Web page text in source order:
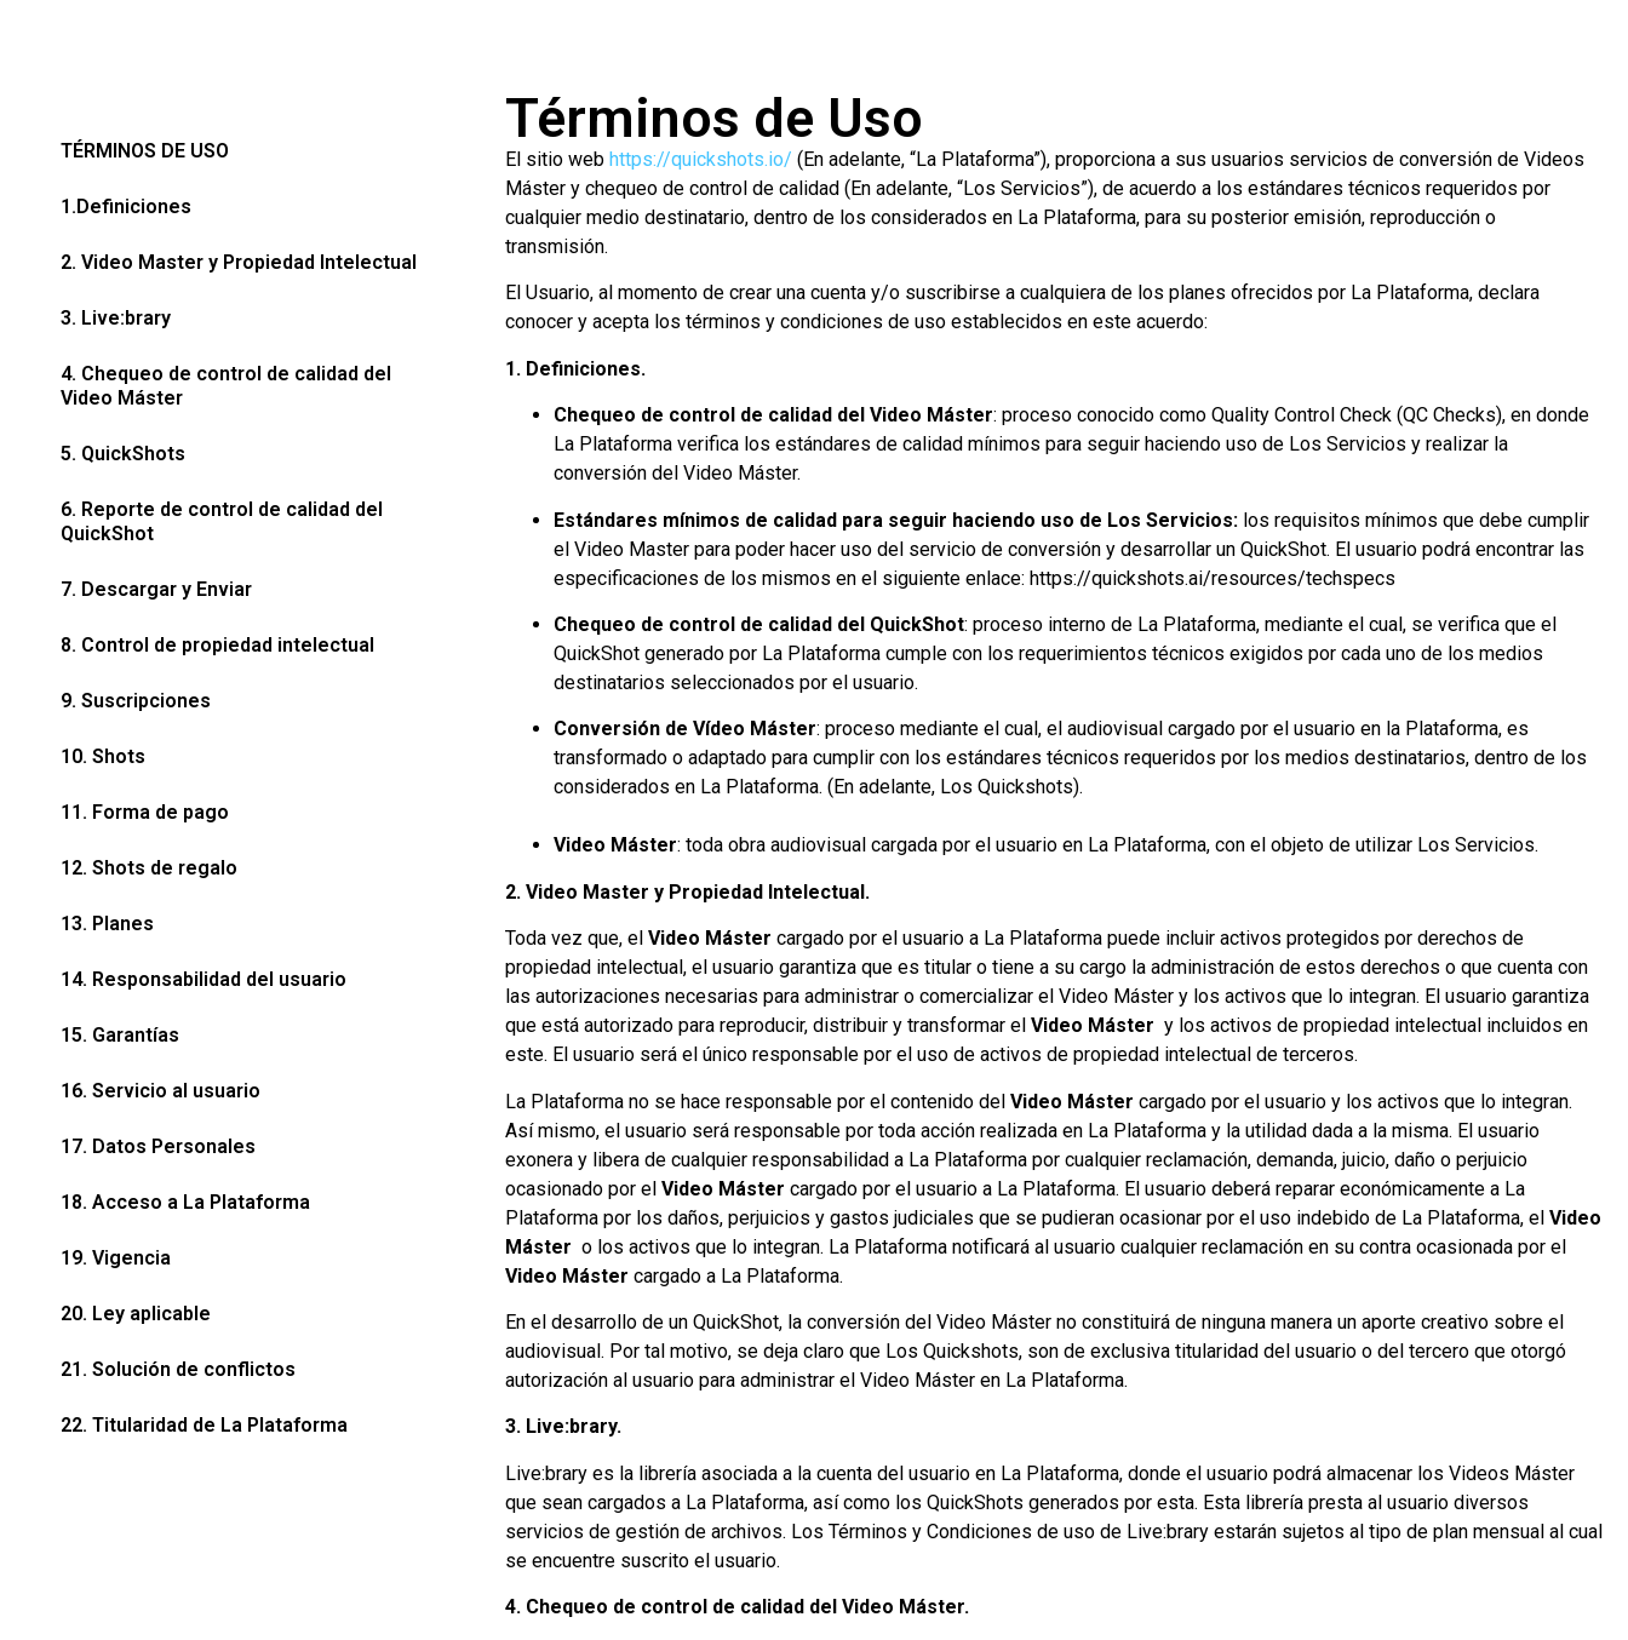
TÉRMINOS DE USO
1.Definiciones
2. Video Master y Propiedad Intelectual
3. Live:brary
4. Chequeo de control de calidad del
Video Máster
5. QuickShots
6. Reporte de control de calidad del
QuickShot
7. Descargar y Enviar
8. Control de propiedad intelectual
9. Suscripciones
10. Shots
11. Forma de pago
12. Shots de regalo
13. Planes
14. Responsabilidad del usuario
15. Garantías
16. Servicio al usuario
17. Datos Personales
18. Acceso a La Plataforma
19. Vigencia
20. Ley aplicable
21. Solución de conflictos
22. Titularidad de La Plataforma
Términos de Uso
El sitio webhttps://quickshots.io/ (En adelante, “La Plataforma”), proporciona a sus usuarios servicios de conversión de Videos
Máster y chequeo de control de calidad (En adelante, “Los Servicios”), de acuerdo a los estándares técnicos requeridos por
cualquier medio destinatario, dentro de los considerados en La Plataforma, para su posterior emisión, reproducción o
transmisión.
El Usuario, al momento de crear una cuenta y/o suscribirse a cualquiera de los planes ofrecidos por La Plataforma, declara
conocer y acepta los términos y condiciones de uso establecidos en este acuerdo:
1. Definiciones.
Chequeo de control de calidad del Video Máster: proceso conocido como Quality Control Check (QC Checks), en donde
La Plataforma verifica los estándares de calidad mínimos para seguir haciendo uso de Los Servicios y realizar la
conversión del Video Máster.
Estándares mínimos de calidad para seguir haciendo uso de Los Servicios: los requisitos mínimos que debe cumplir
el Video Master para poder hacer uso del servicio de conversión y desarrollar un QuickShot. El usuario podrá encontrar las
especificaciones de los mismos en el siguiente enlace: https://quickshots.ai/resources/techspecs
Chequeo de control de calidad del QuickShot: proceso interno de La Plataforma, mediante el cual, se verifica que el
QuickShot generado por La Plataforma cumple con los requerimientos técnicos exigidos por cada uno de los medios
destinatarios seleccionados por el usuario.
Conversión de Vídeo Máster: proceso mediante el cual, el audiovisual cargado por el usuario en la Plataforma, es
transformado o adaptado para cumplir con los estándares técnicos requeridos por los medios destinatarios, dentro de los
considerados en La Plataforma. (En adelante, Los Quickshots).
Video Máster: toda obra audiovisual cargada por el usuario en La Plataforma, con el objeto de utilizar Los Servicios.
2. Video Master y Propiedad Intelectual.
Toda vez que, elVideo Mástercargado por el usuario a La Plataforma puede incluir activos protegidos por derechos de
propiedad intelectual, el usuario garantiza que es titular o tiene a su cargo la administración de estos derechos o que cuenta con
las autorizaciones necesarias para administrar o comercializar el Video Máster y los activos que lo integran. El usuario garantiza
que está autorizado para reproducir, distribuir y transformar elVideo Máster y los activos de propiedad intelectual incluidos en
este. El usuario será el único responsable por el uso de activos de propiedad intelectual de terceros.
La Plataforma no se hace responsable por el contenido delVideo Mástercargado por el usuario y los activos que lo integran.
Así mismo, el usuario será responsable por toda acción realizada en La Plataforma y la utilidad dada a la misma. El usuario
exonera y libera de cualquier responsabilidad a La Plataforma por cualquier reclamación, demanda, juicio, daño o perjuicio
ocasionado por elVideo Mástercargado por el usuario a La Plataforma. El usuario deberá reparar económicamente a La
Plataforma por los daños, perjuicios y gastos judiciales que se pudieran ocasionar por el uso indebido de La Plataforma, elVideo
Máster o los activos que lo integran. La Plataforma notificará al usuario cualquier reclamación en su contra ocasionada por el
Video Mástercargado a La Plataforma.
En el desarrollo de un QuickShot, la conversión del Video Máster no constituirá de ninguna manera un aporte creativo sobre el
audiovisual. Por tal motivo, se deja claro que Los Quickshots, son de exclusiva titularidad del usuario o del tercero que otorgó
autorización al usuario para administrar el Video Máster en La Plataforma.
3. Live:brary.
Live:brary es la librería asociada a la cuenta del usuario en La Plataforma, donde el usuario podrá almacenar los Videos Máster
que sean cargados a La Plataforma, así como los QuickShots generados por esta. Esta librería presta al usuario diversos
servicios de gestión de archivos. Los Términos y Condiciones de uso de Live:brary estarán sujetos al tipo de plan mensual al cual
se encuentre suscrito el usuario.
4. Chequeo de control de calidad del Video Máster.